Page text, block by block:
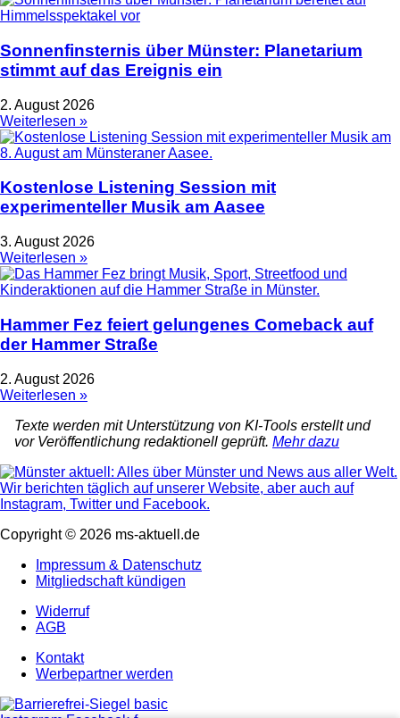
Sonnenfinsternis über Münster: Planetarium
stimmt auf das Ereignis ein
2. August 2026
Weiterlesen »
Kostenlose Listening Session mit
experimenteller Musik am Aasee
3. August 2026
Weiterlesen »
Hammer Fez feiert gelungenes Comeback auf
der Hammer Straße
2. August 2026
Weiterlesen »
Texte werden mit Unterstützung von KI-Tools erstellt und
vor Veröffentlichung redaktionell geprüft. Mehr dazu
Copyright © 2026 ms-aktuell.de
Impressum & Datenschutz
Mitgliedschaft kündigen
Widerruf
AGB
Kontakt
Werbepartner werden